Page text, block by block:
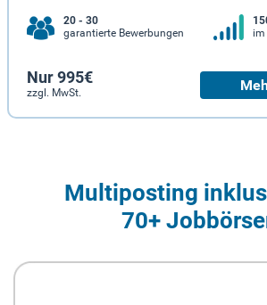
20 - 30
garantierte Bewerbungen
im
Nur 995€
zzgl. MwSt.
Multiposting
70+